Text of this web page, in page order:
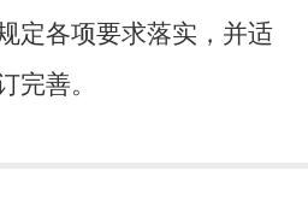
定各项要求落实，并适
完善。